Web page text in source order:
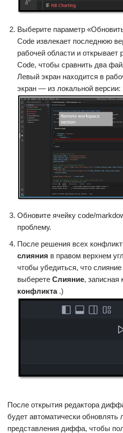
Выберите параметр
Code извлекает последнюю
рабочей области и
Code, чтобы сравнить два
Левый экран находится в
экран — из локальной версии:
Обновите ячейку code/
проблему.
После решения всех
слияния в правом верхнем
чтобы убедиться, что
выберете Слияние, записная
конфликта.)
После открытия редактора
будет автоматически обновлять
представления диффа, чтобы